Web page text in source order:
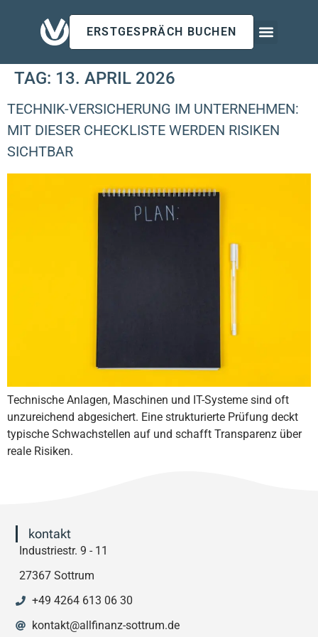
ERSTGESPRÄCH BUCHEN
TAG: 13. APRIL 2026
TECHNIK-VERSICHERUNG IM UNTERNEHMEN:
MIT DIESER CHECKLISTE WERDEN RISIKEN
SICHTBAR
Technische Anlagen, Maschinen und IT-Systeme sind oft
unzureichend abgesichert. Eine strukturierte Prüfung deckt
typische Schwachstellen auf und schafft Transparenz über
reale Risiken.
kontakt
Industriestr. 9 - 11
27367 Sottrum
+49 4264 613 06 30
kontakt@allfinanz-sottrum.de